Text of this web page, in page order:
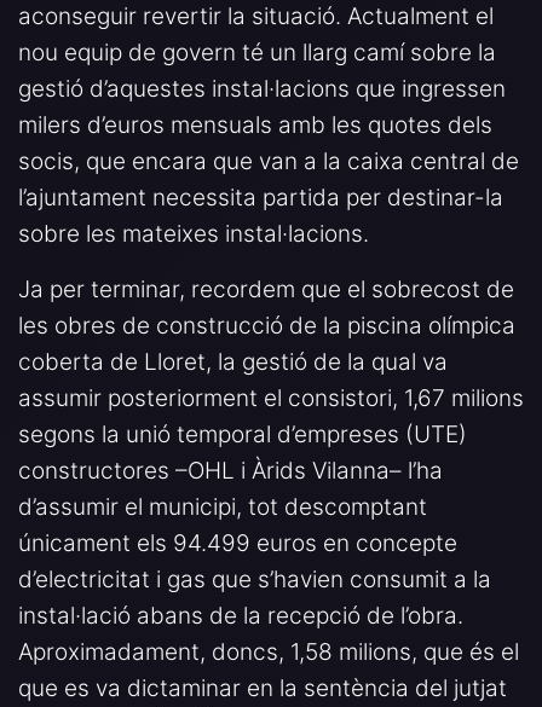
aconseguir revertir la situació. Actualment el
nou equip de govern té un llarg camí sobre la
gestió d’aquestes instal·lacions que ingressen
milers d’euros mensuals amb les quotes dels
socis, que encara que van a la caixa central de
l’ajuntament necessita partida per destinar-la
sobre les mateixes instal·lacions.
Ja per terminar, recordem que el sobrecost de
les obres de construcció de la piscina olímpica
coberta de Lloret, la gestió de la qual va
assumir posteriorment el consistori, 1,67 milions
segons la unió temporal d’empreses (UTE)
constructores –OHL i Àrids Vilanna– l’ha
d’assumir el municipi, tot descomptant
únicament els 94.499 euros en concepte
d’electricitat i gas que s’havien consumit a la
instal·lació abans de la recepció de l’obra.
Aproximadament, doncs, 1,58 milions, que és el
que es va dictaminar en la sentència del jutjat